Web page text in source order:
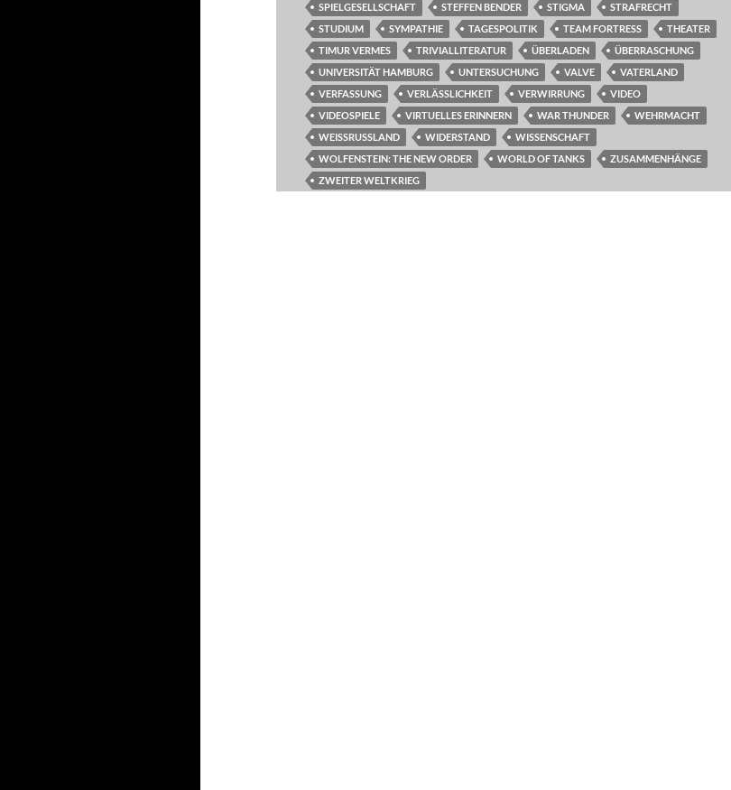
SPIELGESELLSCHAFT
STEFFEN BENDER STIGMA
STRAFRECHT
STUDIUM
SYMPATHIE TAGESPOLITIK TEAM FORTRESS
THEATER
TIMUR VERMES
TRIVIALLITERATUR ÜBERLADEN
ÜBERRASCHUNG
UNIVERSITÄT HAMBURG
UNTERSUCHUNG VALVE
VATERLAND
VERFASSUNG
VERLÄSSLICHKEIT VERWIRRUNG
VIDEO
VIDEOSPIELE
VIRTUELLES ERINNERN WAR THUNDER
WEHRMACHT
WEISSRUSSLAND
WIDERSTAND
WISSENSCHAFT
WOLFENSTEIN: THE NEW ORDER
WORLD OF TANKS
ZUSAMMENHÄNGE
ZWEITER WELTKRIEG